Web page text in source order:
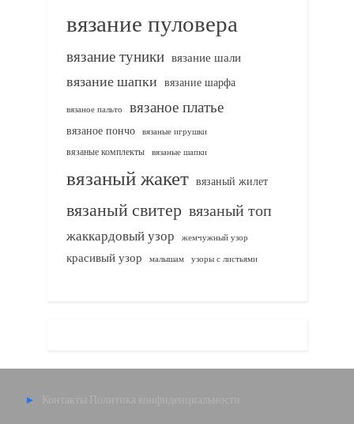
вязание пуловера
вязание туники вязание шали
вязание шапки вязание шарфа
вязаное пальто вязаное платье
вязаное пончо вязаные игрушки
вязаные комплекты
вязаные шапки
вязаный жакет вязаный жилет
вязаный свитер вязаный топ
жаккардовый узор жемчужный узор
красивый узор малышам узоры с листьями
Контакты Политика конфиденциальности